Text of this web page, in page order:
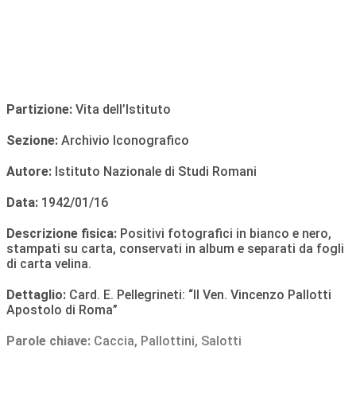
Partizione: Vita dell’Istituto
Sezione: Archivio Iconografico
Autore: Istituto Nazionale di Studi Romani
Data: 1942/01/16
Descrizione fisica: Positivi fotografici in bianco e nero,
stampati su carta, conservati in album e separati da fogli
di carta velina.
Dettaglio: Card. E. Pellegrineti: “Il Ven. Vincenzo Pallotti
Apostolo di Roma”
Parole chiave: Caccia, Pallottini, Salotti